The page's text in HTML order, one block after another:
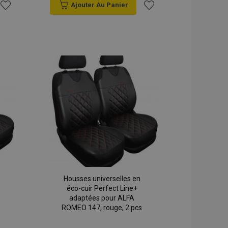
Ajouter Au Panier
Housses universelles en
éco-cuir Perfect Line+
adaptées pour ALFA
ROMEO 147, rouge, 2 pcs
navigation
une navigation
la mise en
afin
pages.
Cookie-
préférences de
matière de
la bannière de
utilisé par le
en évidence
par un
d'avoir
page stockées